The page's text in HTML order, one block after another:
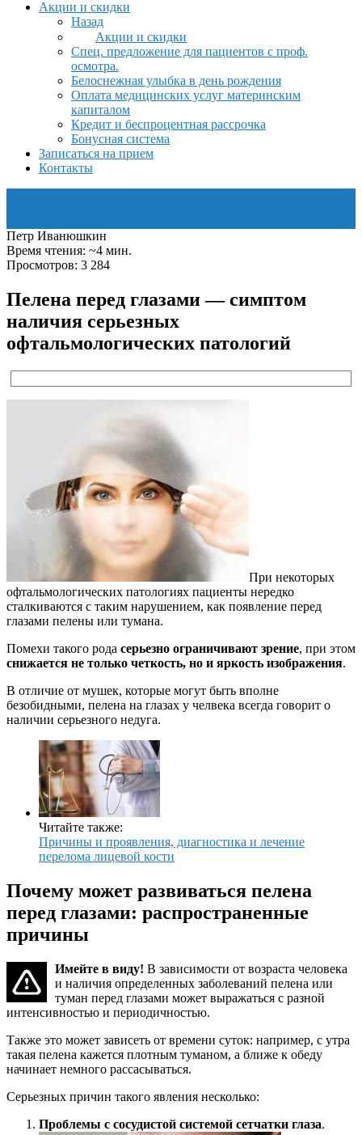
Акции и скидки
Назад
Акции и скидки
Спец. предложение для пациентов с проф.
осмотра.
Белоснежная улыбка в день рождения
Оплата медицинских услуг материнским
капиталом
Кредит и беспроцентная рассрочка
Бонусная система
Записаться на прием
Контакты
Петр Иванюшкин
Время чтения: ~4 мин.
Просмотров: 3 284
Пелена перед глазами — симптом
наличия серьезных
офтальмологических патологий
При некоторых
офтальмологических патологиях пациенты нередко
сталкиваются с таким нарушением, как появление перед
глазами пелены или тумана.
Помехи такого рода серьезно ограничивают зрение, при этом
снижается не только четкость, но и яркость изображения.
В отличие от мушек, которые могут быть вполне
безобидными, пелена на глазах у челвека всегда говорит о
наличии серьезного недуга.
Читайте также:
Причины и проявления, диагностика и лечение
перелома лицевой кости
Почему может развиваться пелена
перед глазами: распространенные
причины
Имейте в виду! В зависимости от возраста человека
и наличия определенных заболеваний пелена или
туман перед глазами может выражаться с разной
интенсивностью и периодичностью.
Также это может зависеть от времени суток: например, с утра
такая пелена кажется плотным туманом, а ближе к обеду
начинает немного рассасываться.
Серьезных причин такого явления несколько:
Проблемы с сосудистой системой сетчатки глаза.